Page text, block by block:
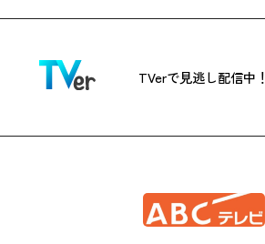
TVerで見逃し配信中！